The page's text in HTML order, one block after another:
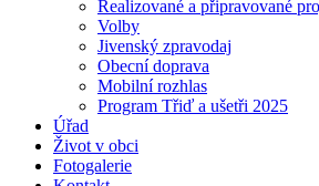
Realizované a připravované
Volby
Jivenský zpravodaj
Obecní doprava
Mobilní rozhlas
Program Třiď a ušetři 2025
Úřad
Život v obci
Fotogalerie